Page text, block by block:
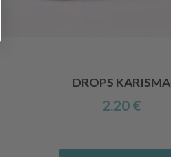
DROPS KARISMA
2.20 €